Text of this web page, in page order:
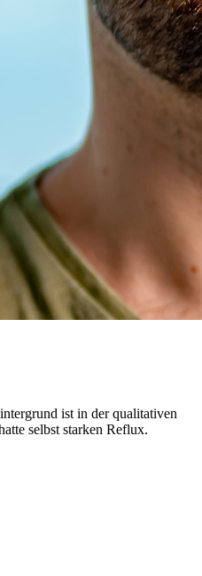
ist in der qualitativen
selbst starken Reflux.